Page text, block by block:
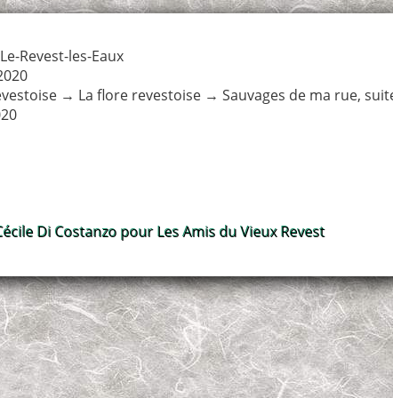
Le-Revest-les-Eaux
→ La flore revestoise → Sauvages de ma rue,
Di Costanzo pour Les Amis du Vieux Revest